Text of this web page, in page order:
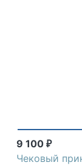
9 100 ₽
Чековый